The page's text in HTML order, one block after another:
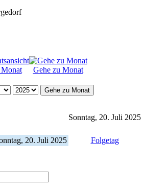
Gehe zu Monat
Gehe zu Monat
Sonntag, 20. Juli 2025
20. Juli 2025 Folgetag